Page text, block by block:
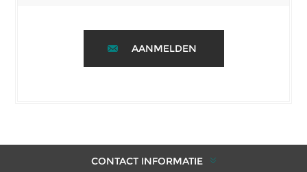
AANMELDEN
CONTACT INFORMATIE